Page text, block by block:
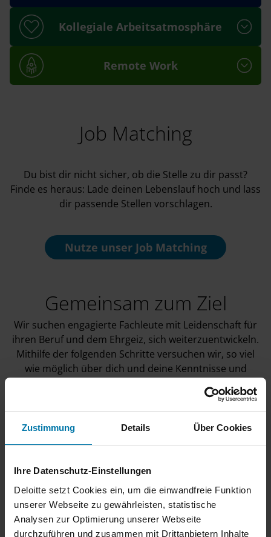
Zustimmung Details Über Cookies
Ihre Datenschutz-Einstellungen
Deloitte setzt Cookies ein, um die einwandfreie Funktion
unserer Webseite zu gewährleisten, statistische
Analysen zur Optimierung unserer Webseite
durchzuführen und zusammen mit Drittanbietern Inhalte
Kollegiale Arbeitsatmosphäre
Remote Work
Job Matching
Du bist dir nicht sicher, ob die Stelle zu dir passt?
Finde es heraus: Lade deinen Lebenslauf hoch und lass
dir passende Stellen vorschlagen.
Nutze unserJob Matching
Gemeinsam zum Ziel
Wir suchen engagierte Fachleute mit Leidenschaft für
ihren Beruf und dem Ehrgeiz, sich weiterzuentwickeln.
Mithilfe der folgenden Schritte versuchen wir, so viel
wie möglich über dich und deine Kenntnisse und
Personalverantwortlichen werden dich durch diesen
Prozess leiten.
Wir freuen uns auf deine Bewerbung. Bei Deloitte
mitbringen.